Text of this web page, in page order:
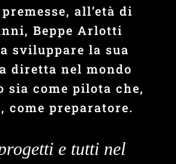
all’età di
Beppe Arlotti
sviluppare la sua
diretta nel mondo
sia come pilota che,
come preparatore.
e tutti nel